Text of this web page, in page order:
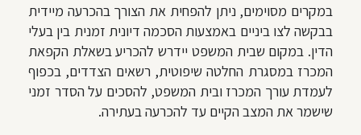
במקרים מסוימים, ניתן להפחית את הצורך בהכרעה מיידית
בבקשה לצו ביניים באמצעות הסכמה דיונית זמנית בין בעלי
הדין. במקום שבית המשפט יידרש להכריע בשאלת הקפאת
המכרז במסגרת החלטה שיפוטית, רשאים הצדדים, בכפוף
לעמדת עורך המכרז ובית המשפט, להסכים על הסדר זמני
שישמר את המצב הקיים עד להכרעה בעתירה.